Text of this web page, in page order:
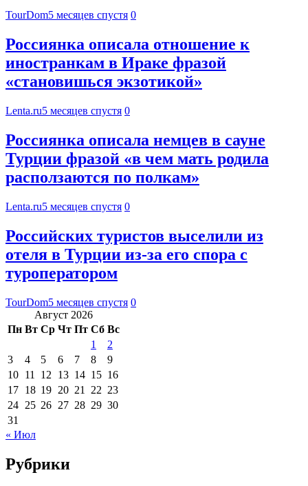
TourDom5 месяцев спустя 0
Россиянка описала отношение к
иностранкам в Ираке фразой
«становишься экзотикой»
Lenta.ru5 месяцев спустя 0
Россиянка описала немцев в сауне
Турции фразой «в чем мать родила
расползаются по полкам»
Lenta.ru5 месяцев спустя 0
Российских туристов выселили из
отеля в Турции из-за его спора с
туроператором
TourDom5 месяцев спустя 0
Август 2026
Пн Вт Ср Чт Пт Сб Вс
1
2
3
4 5 6 7 8
9
10 11 12 13 14 15 16
17 18 19 20 21 22 23
24 25 26 27 28 29 30
31
« Июл
Рубрики